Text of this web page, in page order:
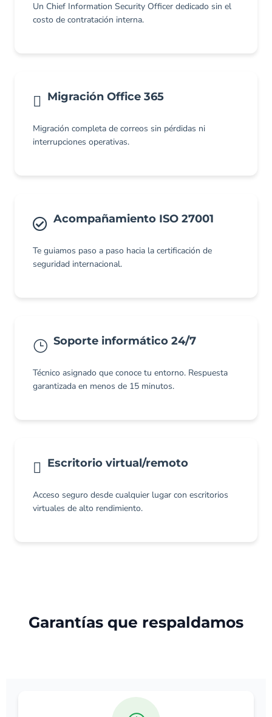
Un Chief Information Security Officer dedicado sin el
costo de contratación interna.
Migración Office 365
Migración completa de correos sin pérdidas ni
interrupciones operativas.
Acompañamiento ISO 27001
Te guiamos paso a paso hacia la certificación de
seguridad internacional.
Soporte informático 24/7
Técnico asignado que conoce tu entorno. Respuesta
garantizada en menos de 15 minutos.
Escritorio virtual/remoto
Acceso seguro desde cualquier lugar con escritorios
virtuales de alto rendimiento.
Garantías que respaldamos